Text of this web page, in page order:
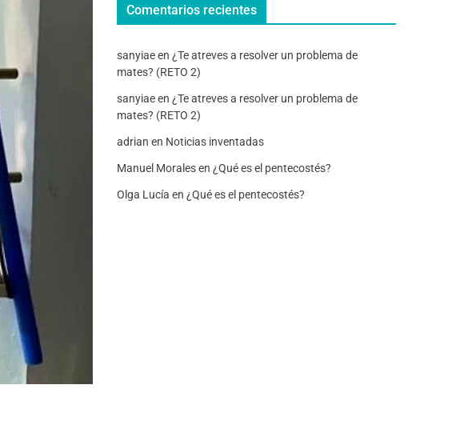
Comentarios recientes
sanyiaeen ¿Te atreves a resolver un problema de
mates? (RETO 2)
sanyiaeen ¿Te atreves a resolver un problema de
mates? (RETO 2)
adrian en Noticias inventadas
Manuel Moralesen ¿Qué es el pentecostés?
Olga Lucía en ¿Qué es el pentecostés?